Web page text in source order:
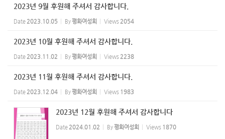
2023년 9월 후원해 주셔서 감사합니다.
Date 2023.10.05 By평화여성회 Views 2054
2023년 10월 후원해 주셔서 감사합니다.
Date 2023.11.02 By평화여성회 Views 2238
2023년 11월 후원해 주셔서 감사합니다.
Date 2023.12.04 By평화여성회 Views 1983
2023년 12월 후원해 주셔서 감사합니다
Date 2024.01.02 By평화여성회 Views 1870